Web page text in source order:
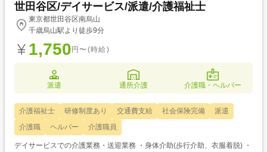
世田谷区/デイサービス/派遣/介護福祉士
東京都世田谷区南烏山
千歳烏山駅より徒歩9分
1,750 円〜(時給)
派遣 通所介護 介護職・ヘルパー
介護福祉士 研修制度あり 交通費支給 社会保険完備
派遣
介護職
ヘルパー 介護職員
デイサービスでの介護業務・送迎業務 ・身体介助(歩行介助、衣服着脱) ・